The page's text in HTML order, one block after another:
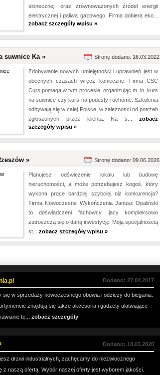
słonecznej, oraz zrównoważonych źródeł energii
elektrycznej i paliwa gazowego. Firma dobiera eko...
zobacz szczegóły wpisu »
suwnice Ka » Stronę dodano: 16.03.2022
Zdobywanie nowych umiejętności i uprawnień jest w
obecnych czasach wręcz konieczne. Firma CSC
Curs pomaga w tym procesie, organizując m. in. kurs
na suwnice czy kurs na podesty ruchome. Szkolenia
odbywają się w całej Polsce, w zależności od potrzeb
zgłoszonych przez klienta. Na s... zobacz
szczegóły wpisu »
» Stronę dodano: 09.06.2026
Planujesz odświeżenie lokalu lub budowę
nieruchomości, a może potrzebujesz kogoś, który
wykona prace bardziej szybciej niż konkurencja?
Firma Nowoczesne Wykończenia Janusz Opaliński
to doświadczeni fachowcy, jacy kompleksowo
zatroszczą się o daną inwestycję. Moją specjalnością
st... zobacz szczegóły wpisu »
Dodano: 27.04.2017
się w sprzedaży nowoczesnego obuwia i odzieży do biegania.
znajdują się także akcesoria i gadżety ułatwiające
te... zobacz szczegóły
Dodano: 18.03.2020
drzwi industrialnych, zachęcamy do niezwłocznego
z naszą ofertą. Wybór naszej oferty jest wyborem jakości.